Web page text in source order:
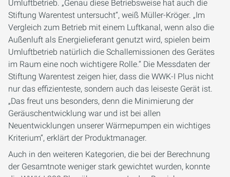
Umluftbetrieb. „Genau diese Betriebsweise hat auch die
Stiftung Warentest untersucht“, weiß Müller-Kröger. „Im
Vergleich zum Betrieb mit einem Luftkanal, wenn also die
Außenluft als Energielieferant genutzt wird, spielen beim
Umluftbetrieb natürlich die Schallemissionen des Gerätes
im Raum eine noch wichtigere Rolle.“ Die Messdaten der
Stiftung Warentest zeigen hier, dass die WWK-I Plus nicht
nur das effizienteste, sondern auch das leiseste Gerät ist.
„Das freut uns besonders, denn die Minimierung der
Geräuschentwicklung war und ist bei allen
Neuentwicklungen unserer Wärmepumpen ein wichtiges
Kriterium“, erklärt der Produktmanager.
Auch in den weiteren Kategorien, die bei der Berechnung
der Gesamtnote weniger stark gewichtet wurden, konnte